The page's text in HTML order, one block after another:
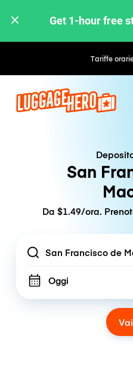
Get 1-hour free
Tariffe
San
Da $1.49/ora.
Location
Oggi